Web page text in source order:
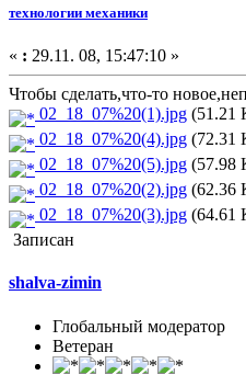
технологии механики
« : 29.11. 08, 15:47:10 »
Чтобы сделать,что-то
02_18_07%20(1).jpg (51.21
02_18_07%20(4).jpg (72.31
02_18_07%20(5).jpg (57.98
02_18_07%20(2).jpg (62.36
02_18_07%20(3).jpg (64.61
Записан
shalva-zimin
Глобальный модератор
Ветеран